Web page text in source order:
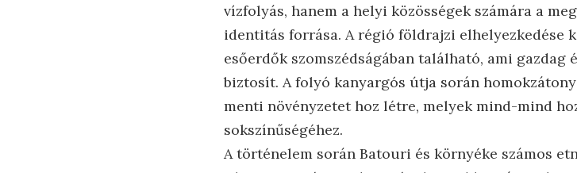
vízfolyás, hanem a helyi közösségek számára a
identitás forrása. A régió földrajzi elhelyezkedése
esőerdők szomszédságában található, ami
biztosít. A folyó kanyargós útja során
menti növényzetet hoz létre, melyek mind-mind
sokszínűségéhez.
A történelem során Batouri és környéke számos